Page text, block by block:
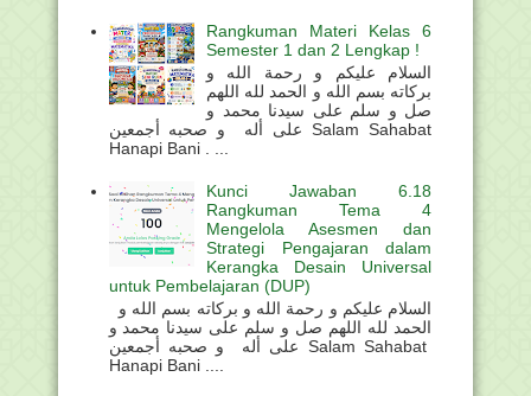
Rangkuman Materi Kelas 6
Semester 1 dan 2 Lengkap !
السلام عليكم و رحمة الله و
بركاته بسم الله و الحمد لله اللهم
صل و سلم على سيدنا محمد و
على أله و صحبه أجمعين Salam Sahabat
Hanapi Bani . ...
Kunci Jawaban 6.18
Rangkuman Tema 4
Mengelola Asesmen dan
Strategi Pengajaran dalam
Kerangka Desain Universal
untuk Pembelajaran (DUP)
الحمد لله اللهم صل و سلم على سيدنا محمد و
على أله و صحبه أجمعين Salam Sahabat
Hanapi Bani ....